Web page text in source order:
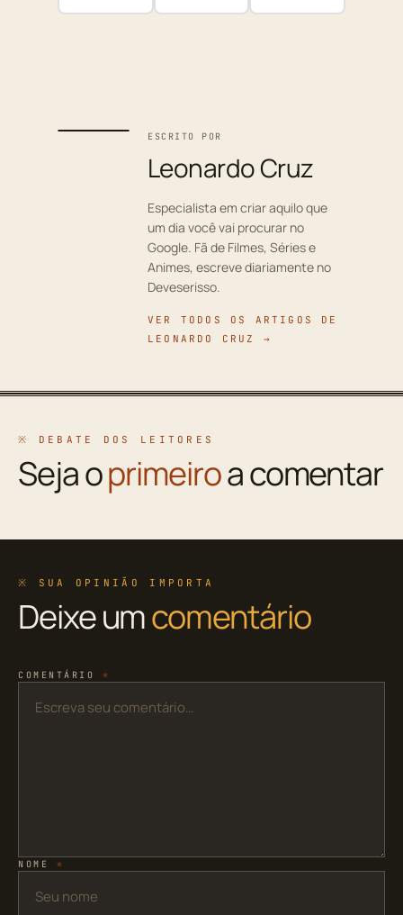
ESCRITO POR
Leonardo Cruz
Especialista em criar aquilo que
um dia você vai procurar no
Google. Fã de Filmes, Séries e
Animes, escreve diariamente no
Deveserisso.
VER TODOS OS ARTIGOS DE
LEONARDO CRUZ →
※ DEBATE DOS LEITORES
Seja oprimeiroa comentar
※ SUA OPINIÃO IMPORTA
Deixe umcomentário
COMENTÁRIO *
NOME *